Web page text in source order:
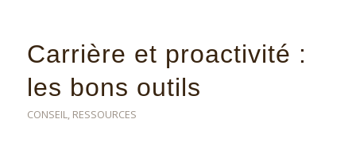
Carrière et proactivité :
les bons outils
CONSEIL, RESSOURCES